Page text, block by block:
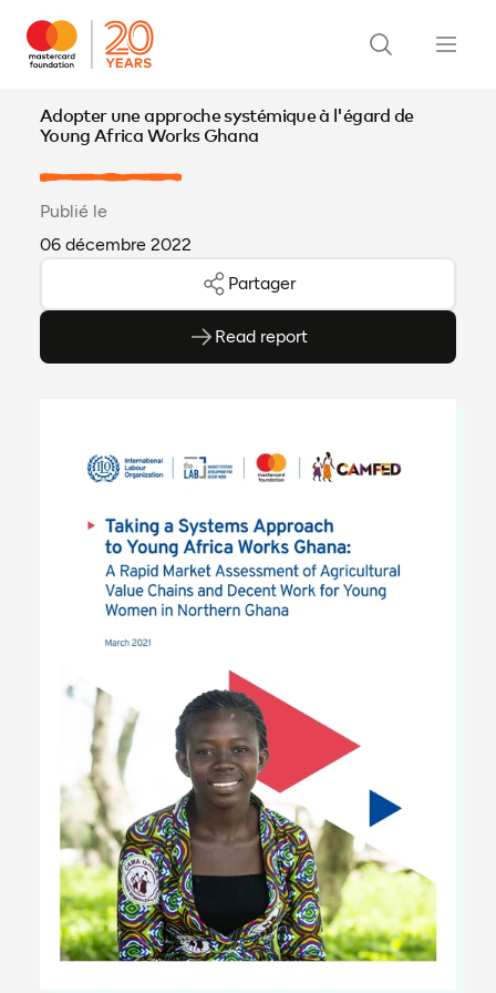
Adopter une approche systémique à l'égard de
Young Africa Works Ghana
Publié le
06 décembre 2022
Partager
Read report
(ouvre en PDF)
(ouvre dans un nouvel onglet)